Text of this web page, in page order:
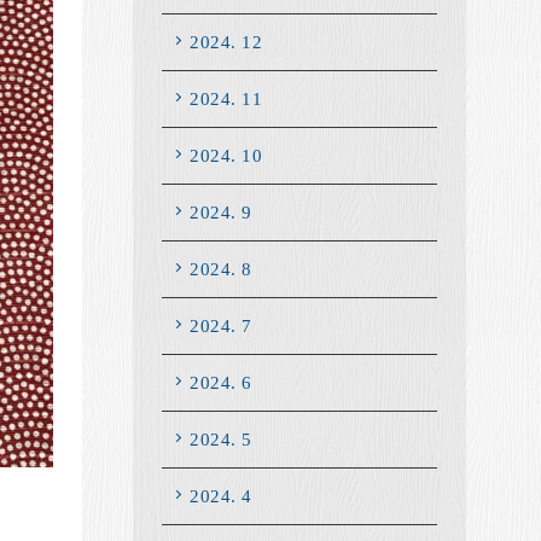
2024. 12
2024. 11
2024. 10
2024. 9
2024. 8
2024. 7
2024. 6
2024. 5
2024. 4